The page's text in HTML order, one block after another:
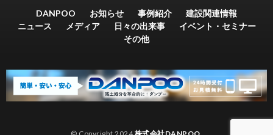
DANPOO お知らせ 事例紹介
建設関連情報
ニュース
メディア 日々の出来事
イベント・セミナー
その他